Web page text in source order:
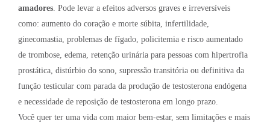
amadores . Pode levar a efeitos adversos graves e irreversíveis
como: aumento do coração e morte súbita, infertilidade,
ginecomastia, problemas de fígado, policitemia e risco aumentado
de trombose, edema, retenção urinária para pessoas com hipertrofia
prostática, distúrbio do sono, supressão transitória ou definitiva da
função testicular com parada da produção de testosterona endógena
e necessidade de reposição de testosterona em longo prazo.
Você quer ter uma vida com maior bem-estar, sem limitações e mais